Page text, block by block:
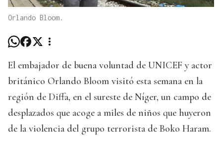
Orlando Bloom.
El embajador de buena voluntad de UNICEF y actor
británico Orlando Bloom visitó esta semana en la
región de Diffa, en el sureste de Níger, un campo de
desplazados que acoge a miles de niños que huyeron
de la violencia del grupo terrorista de Boko Haram.